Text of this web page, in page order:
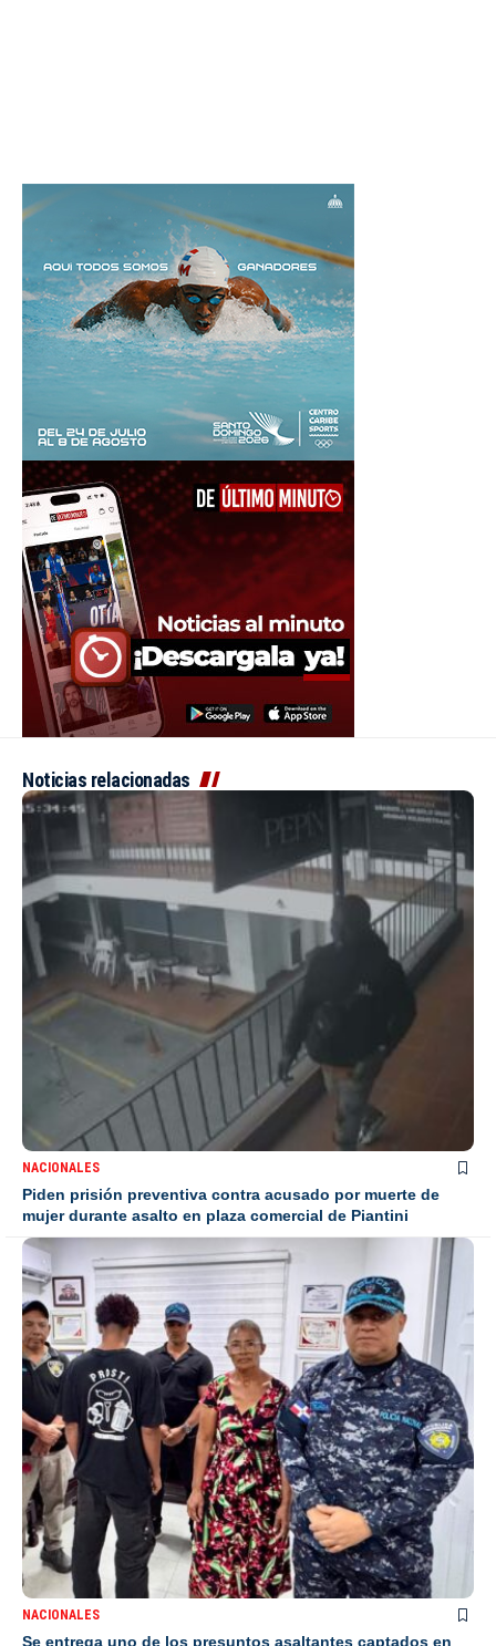
Noticias relacionadas
NACIONALES
Piden prisión preventiva contra acusado por muerte de
mujer durante asalto en plaza comercial de Piantini
NACIONALES
Se entrega uno de los presuntos asaltantes captados en